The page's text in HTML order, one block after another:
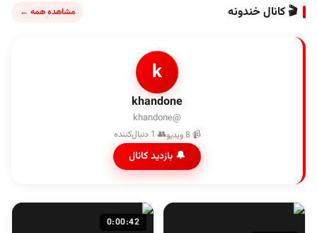
🎬 کانال خندونه مشاهده همه ←
k
khandone
@khandone
📹 8 ویدیو 👥 1 دنبال‌کننده
🔔 بازدید کانال
0:00:42